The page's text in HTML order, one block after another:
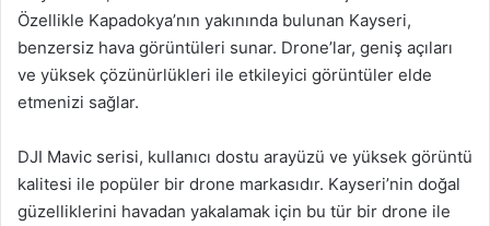
Özellikle Kapadokya’nın yakınında bulunan Kayseri,
benzersiz hava görüntüleri sunar. Drone’lar, geniş açıları
ve yüksek çözünürlükleri ile etkileyici görüntüler elde
etmenizi sağlar.
DJI Mavic serisi, kullanıcı dostu arayüzü ve yüksek görüntü
kalitesi ile popüler bir drone markasıdır. Kayseri’nin doğal
güzelliklerini havadan yakalamak için bu tür bir drone ile